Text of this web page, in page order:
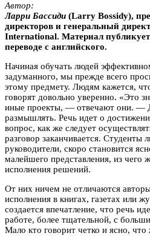
Автор:
Ларри Бассиди (Larry Bossidy),
директоров и генеральный
International. Материал
переводе с английского.
Начиная обучать людей
задуманного, мы прежде всего
этому предмету. Людям кажется,
говорят довольно уверенно. «Это
иные проекты, — отвечают они. —
размышлять. Речь идет о
вопрос, как же следует
разговор заканчивается.
руководители, скоро становится
малейшего представления, из чего
исполнения решений.
От них ничем не отличаются
исполнения в книгах, газетах или
создается впечатление, что речь
работе, более тщательной, с
Мало кто говорит четко и ясно, что